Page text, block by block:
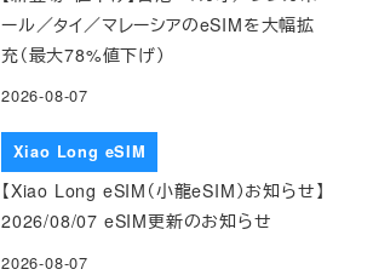
ール／タイ／マレーシアのeSIMを大幅拡
充（最大78%値下げ）
2026-08-07
Xiao Long eSIM
【Xiao Long eSIM（小龍eSIM）お知らせ】
2026/08/07 eSIM更新のお知らせ
2026-08-07